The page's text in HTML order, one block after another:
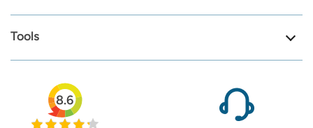
Tools
8.6